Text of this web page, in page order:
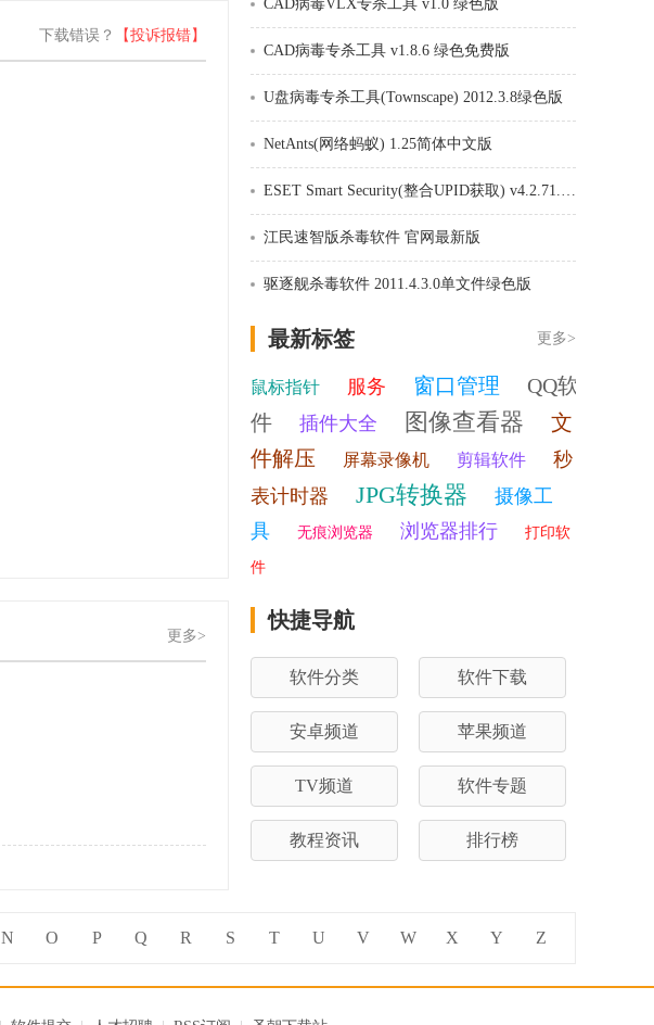
下载错误？ 【投诉报错】
更多>
CAD病毒VLX专杀工具 v1.0 绿色版
CAD病毒专杀工具 v1.8.6 绿色免费版
U盘病毒专杀工具(Townscape) 2012.3.8绿色版
NetAnts(网络蚂蚁) 1.25简体中文版
ESET Smart Security(整合UPID获取) v4.2.71.2汉化版
江民速智版杀毒软件 官网最新版
驱逐舰杀毒软件 2011.4.3.0单文件绿色版
最新标签 更多>
鼠标指针 服务 窗口管理
QQ软
件
插件大全 图像查看器
文
件解压
屏幕录像机 剪辑软件
秒
表计时器
JPG转换器
摄像工
具
无痕浏览器 浏览器排行 打印软
件
快捷导航
软件分类 软件下载
安卓频道 苹果频道
TV频道 软件专题
教程资讯 排行榜
N O P Q R S T U V W X Y Z